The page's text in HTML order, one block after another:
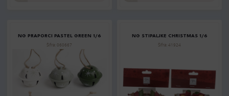
NG PRAPORCI PASTEL GREEN 1/6
Šifra: 060667
NG STIPALJKE CHRISTMAS 1/6
Šifra: 41924